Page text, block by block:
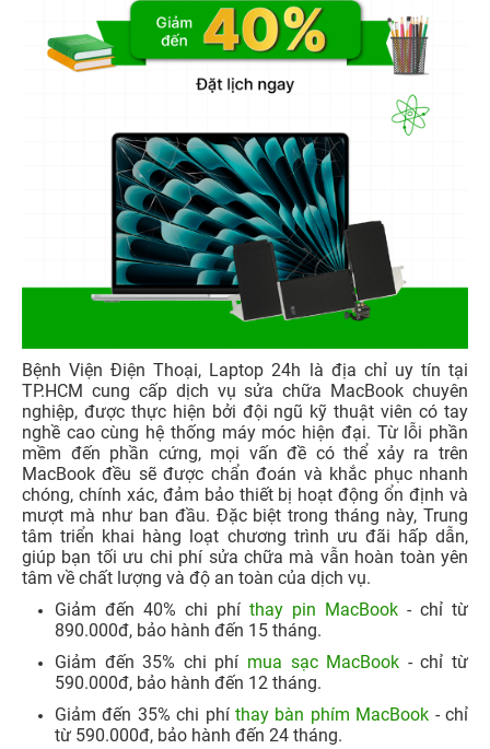
Bệnh Viện Điện Thoại, Laptop 24h là địa chỉ uy tín tại
TP.HCM cung cấp dịch vụ sửa chữa MacBook chuyên
nghiệp, được thực hiện bởi đội ngũ kỹ thuật viên có tay
nghề cao cùng hệ thống máy móc hiện đại. Từ lỗi phần
mềm đến phần cứng, mọi vấn đề có thể xảy ra trên
MacBook đều sẽ được chẩn đoán và khắc phục nhanh
chóng, chính xác, đảm bảo thiết bị hoạt động ổn định và
mượt mà như ban đầu. Đặc biệt trong tháng này, Trung
tâm triển khai hàng loạt chương trình ưu đãi hấp dẫn,
giúp bạn tối ưu chi phí sửa chữa mà vẫn hoàn toàn yên
tâm về chất lượng và độ an toàn của dịch vụ.
Giảm đến 40% chi phí thay pin MacBook - chỉ từ
890.000đ, bảo hành đến 15 tháng.​
Giảm đến 35% chi phí mua sạc MacBook - chỉ từ
590.000đ, bảo hành đến 12 tháng.​
Giảm đến 35% chi phíthay bàn phím MacBook - chỉ
từ 590.000đ, bảo hành đến 24 tháng.​